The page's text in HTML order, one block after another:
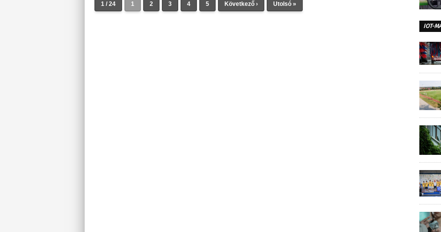
1 / 24 1 2 3 4 5 Következő › Utolsó »
IOT-